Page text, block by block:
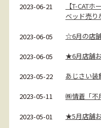
2023-06-21
【T-CAT
ベッド売り
2023-06-05 ☆6月の店
2023-06-05 ★6月店舗
2023-05-22 あじさい装
2023-05-11 ㈱情蒼「不
2023-05-01 ★5月店舗